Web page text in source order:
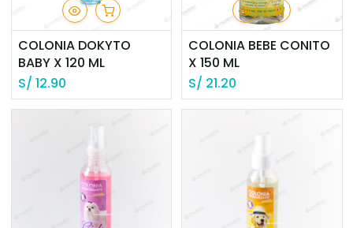
COLONIA DOKYTO
BABY X 120 ML
S/ 12.90
COLONIA BEBE CONITO
X 150 ML
S/ 21.20